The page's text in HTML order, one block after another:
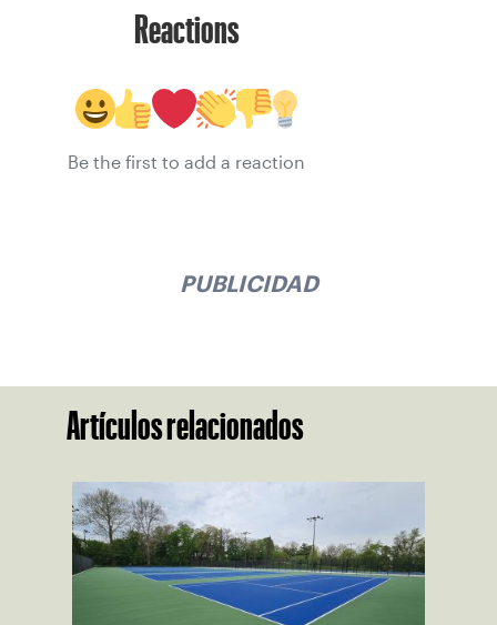
Reactions
Be the first to add a reaction
PUBLICIDAD
Artículos relacionados